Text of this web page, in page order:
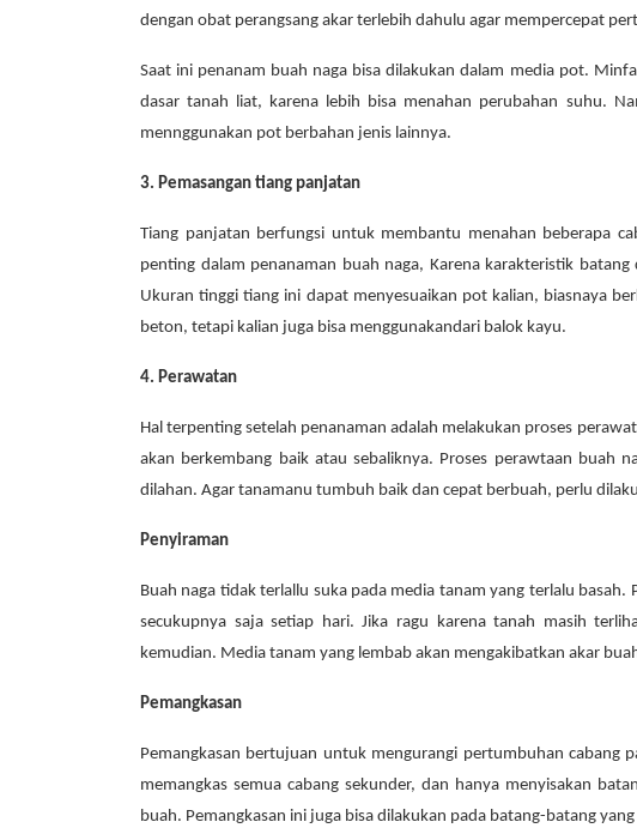
dengan obat perangsang akar terlebih dahulu agar mempercepat
Saat ini penanam buah naga bisa dilakukan dalam media pot.
dasar tanah liat, karena lebih bisa menahan perubahan suhu.
mennggunakan pot berbahan jenis lainnya.
3. Pemasangan tiang panjatan
Tiang panjatan berfungsi untuk membantu menahan beberapa
penting dalam penanaman buah naga, Karena karakteristik
Ukuran tinggi tiang ini dapat menyesuaikan pot kalian, biasnaya
beton, tetapi kalian juga bisa menggunakandari balok kayu.
4. Perawatan
Hal terpenting setelah penanaman adalah melakukan proses
akan berkembang baik atau sebaliknya. Proses perawtaan buah
dilahan. Agar tanamanu tumbuh baik dan cepat berbuah, perlu
Penyiraman
Buah naga tidak terlallu suka pada media tanam yang terlalu
secukupnya saja setiap hari. Jika ragu karena tanah masih
kemudian. Media tanam yang lembab akan mengakibatkan akar
Pemangkasan
Pemangkasan bertujuan untuk mengurangi pertumbuhan cabang
memangkas semua cabang sekunder, dan hanya menyisakan
buah. Pemangkasan ini juga bisa dilakukan pada batang-batang